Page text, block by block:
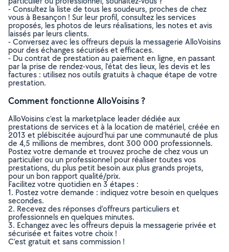
- Consultez la liste de tous les soudeurs, proches de chez
vous à Besançon ! Sur leur profil, consultez les services
proposés, les photos de leurs réalisations, les notes et avis
laissés par leurs clients.
- Conversez avec les offreurs depuis la messagerie AlloVoisins
pour des échanges sécurisés et efficaces.
- Du contrat de prestation au paiement en ligne, en passant
par la prise de rendez-vous, l’état des lieux, les devis et les
factures : utilisez nos outils gratuits à chaque étape de votre
prestation.
Comment fonctionne AlloVoisins ?
AlloVoisins c’est la marketplace leader dédiée aux
prestations de services et à la location de matériel, créée en
2013 et plébiscitée aujourd’hui par une communauté de plus
de 4,5 millions de membres, dont 300 000 professionnels.
Postez votre demande et trouvez proche de chez vous un
particulier ou un professionnel pour réaliser toutes vos
prestations, du plus petit besoin aux plus grands projets,
pour un bon rapport qualité/prix.
Facilitez votre quotidien en 3 étapes :
1. Postez votre demande : indiquez votre besoin en quelques
secondes.
2. Recevez des réponses d’offreurs particuliers et
professionnels en quelques minutes.
3. Echangez avec les offreurs depuis la messagerie privée et
sécurisée et faites votre choix !
C’est gratuit et sans commission !